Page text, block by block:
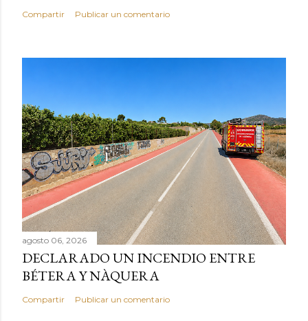
Compartir Publicar un comentario
agosto 06, 2026
DECLARADO UN INCENDIO ENTRE
BÉTERA Y NÀQUERA
Compartir Publicar un comentario